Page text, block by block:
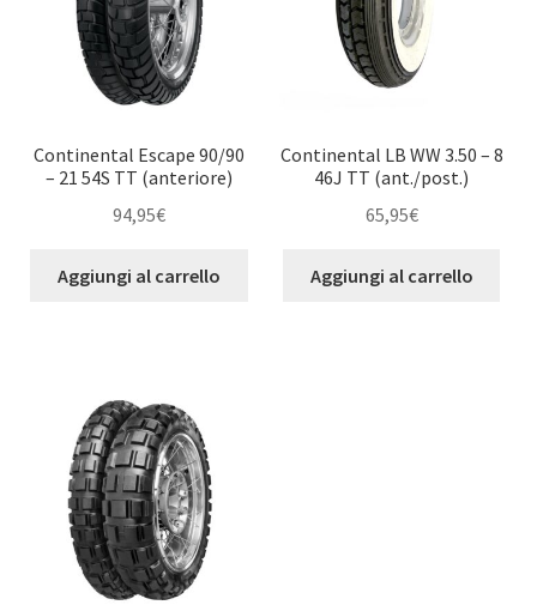
Continental Escape 90/90
– 21 54S TT (anteriore)
94,95€
Aggiungi al carrello
Continental LB WW 3.50 – 8
46J TT (ant./post.)
65,95€
Aggiungi al carrello